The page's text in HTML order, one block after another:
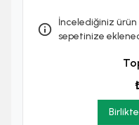
İncelediğiniz
sepetinize